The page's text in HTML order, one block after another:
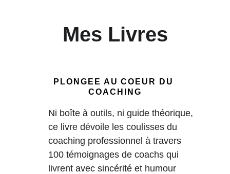
PLONGEE AU COEUR DU
COACHING
Ni boîte à outils, ni guide théorique,
ce livre dévoile les coulisses du
coaching professionnel à travers
100 témoignages de coachs qui
livrent avec sincérité et humour
Mes Livres